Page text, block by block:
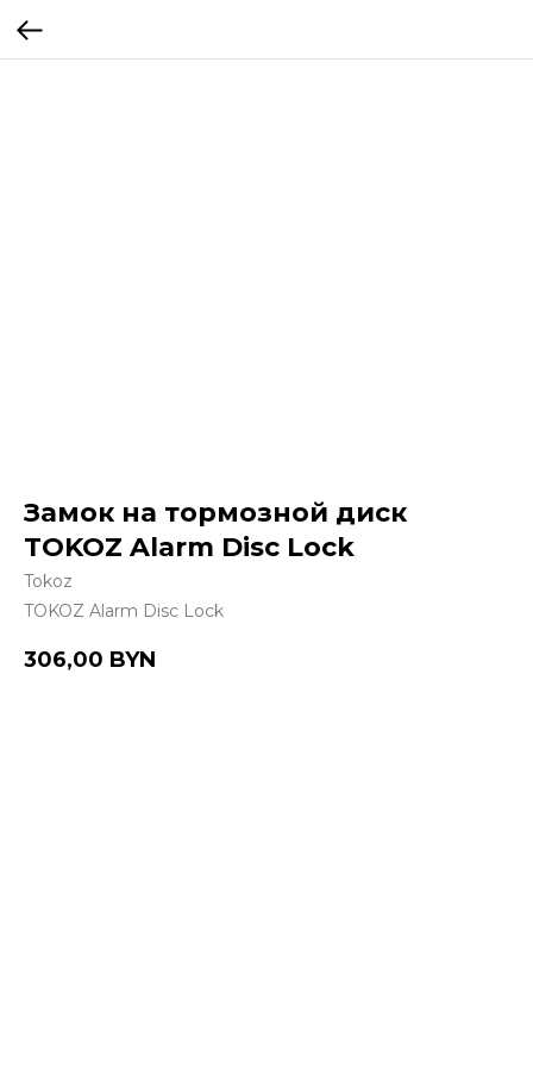
Замок на тормозной диск
TOKOZ Alarm Disc Lock
Tokoz
TOKOZ Alarm Disc Lock
306,00 BYN